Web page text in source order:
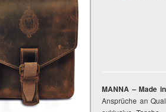
MANNA – Made
Ansprüche an